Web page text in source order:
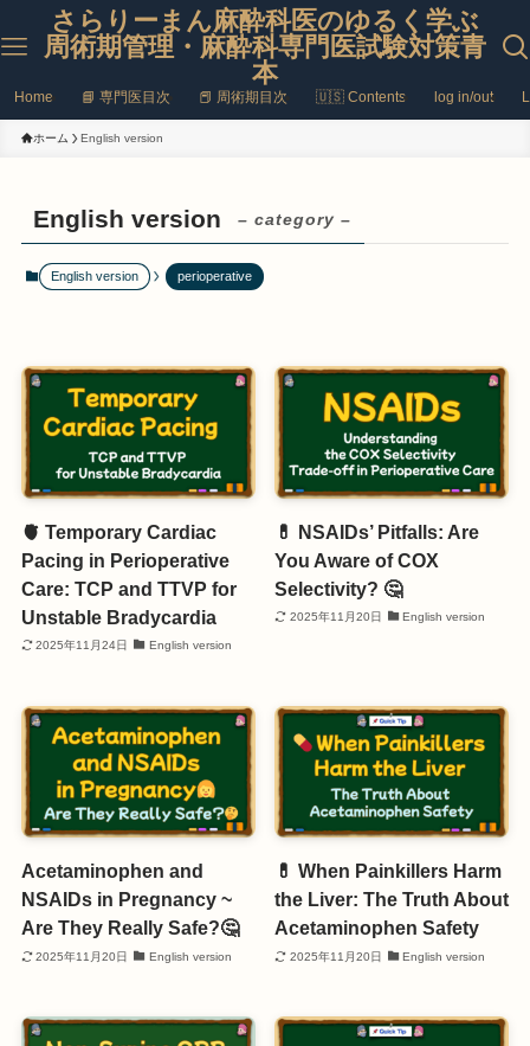
さらりーまん麻酔科医のゆるく学ぶ
周術期管理・麻酔科専門医試験対策青
本
Home 📘 専門医目次 📕 周術期目次 🇺🇸 Contents log in/out
ホーム English version
English version – category –
English version perioperative
🫀 Temporary Cardiac
Pacing in Perioperative
Care: TCP and TTVP for
Unstable Bradycardia
2025年11月24日 English version
💊 NSAIDs’ Pitfalls: Are
You Aware of COX
Selectivity? 🤔
2025年11月20日 English version
Acetaminophen and
NSAIDs in Pregnancy ~
Are They Really Safe?🤔
2025年11月20日 English version
💊 When Painkillers Harm
the Liver: The Truth About
Acetaminophen Safety
2025年11月20日 English version